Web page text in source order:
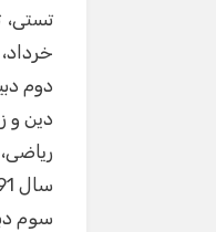
تستی
خرداد
دوم
دین و
ریاضی
سال 1391
سوم